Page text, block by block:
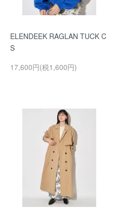
ELENDEEK RAGLAN TUCK C
S
17,600円(税1,600円)